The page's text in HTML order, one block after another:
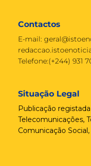
Contactos
E-mail:
Telefone:(+244) 931
Situação Legal
Publicação
Telecomunicações,
Comunicação